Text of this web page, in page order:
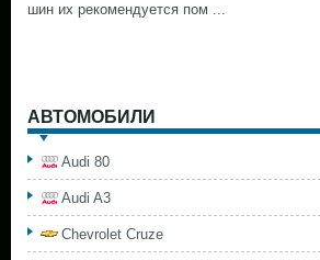
шин их рекомендуется пом ...
АВТОМОБИЛИ
Audi 80
Audi A3
Chevrolet Cruze